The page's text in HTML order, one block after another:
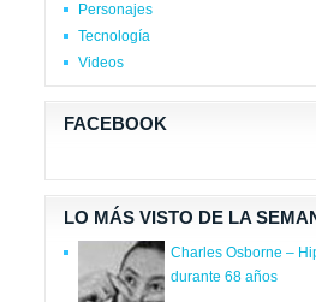
Personajes
Tecnología
Videos
FACEBOOK
LO MÁS VISTO DE LA
Charles Osborne –
durante 68 años